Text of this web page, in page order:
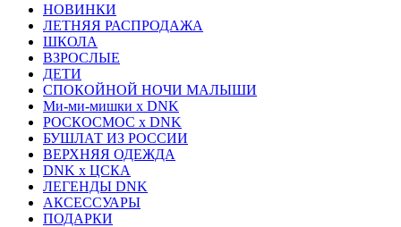
НОВИНКИ
ЛЕТНЯЯ РАСПРОДАЖА
ШКОЛА
ВЗРОСЛЫЕ
ДЕТИ
СПОКОЙНОЙ НОЧИ МАЛЫШИ
Ми-ми-мишки x DNK
РОСКОСМОС x DNK
БУШЛАТ ИЗ РОССИИ
ВЕРХНЯЯ ОДЕЖДА
DNK x ЦСКА
ЛЕГЕНДЫ DNK
АКСЕССУАРЫ
ПОДАРКИ